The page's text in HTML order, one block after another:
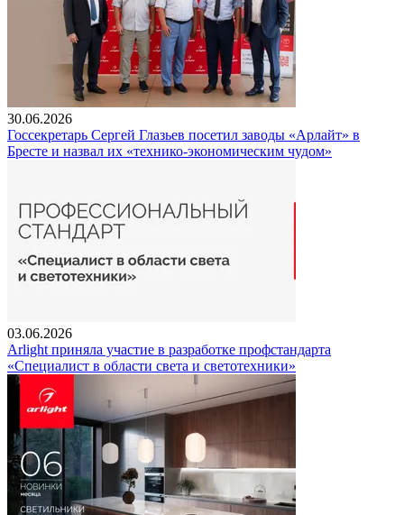
30.06.2026
Госсекретарь Сергей Глазьев посетил заводы «Арлайт» в
Бресте и назвал их «технико-экономическим чудом»
03.06.2026
Arlight приняла участие в разработке профстандарта
«Специалист в области света и светотехники»